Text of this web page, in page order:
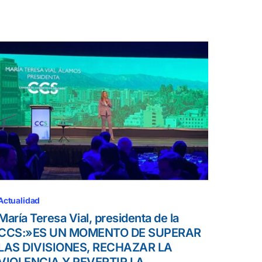
Teresa Vial, presidenta de la
UN MOMENTO DE SUPERAR
DIVISIONES, RECHAZAR LA